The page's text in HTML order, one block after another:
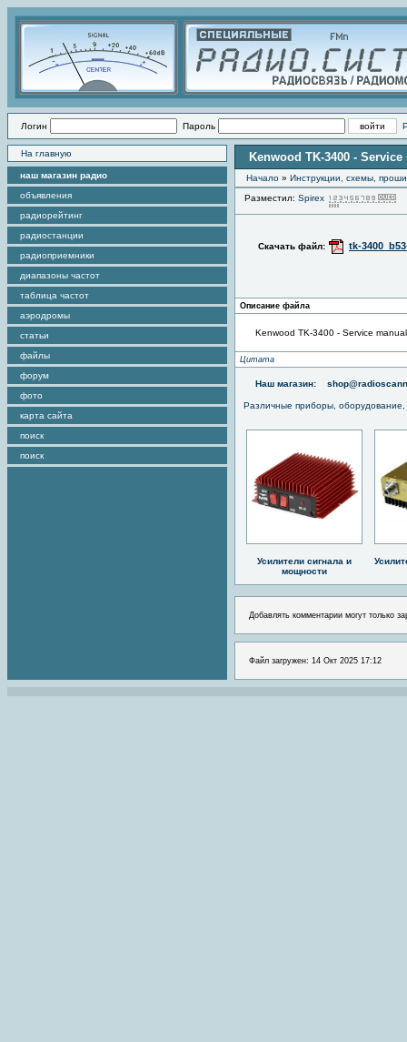
Логин Пароль
На главную
наш магазин радио
объявления
радиорейтинг
радиостанции
радиоприемники
диапазоны частот
таблица частот
аэродромы
статьи
файлы
форум
фото
карта сайта
поиск
поиск
Kenwood TK-3400 -
Начало » Инструкции, схемы,
Разместил: Spirex
Скачать файл: tk-
Описание файла
Kenwood TK-3400 - Service manual
Цитата
Наш магазин:
Различные приборы,
Усилители сигнала и
мощности
Добавлять комментарии могут только
Файл загружен: 14 Окт 2025 17:12